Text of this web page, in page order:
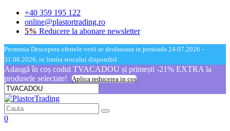
+40 359 195 122
online@plastortrading.ro
5% Reducere la abonare newsletter
Promotia Descopera ofertele verii se desfasoara in perioada 24.07.2026 -
31.08.2026, in limita stocului disponibil.
Adaugă în coș codul TVACADOU și primești -21% EXTRA la
produsele selectate!
Aplica reducerea in cos
0